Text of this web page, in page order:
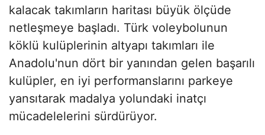
kalacak takımların haritası büyük ölçüde
netleşmeye başladı. Türk voleybolunun
köklü kulüplerinin altyapı takımları ile
Anadolu'nun dört bir yanından gelen başarılı
kulüpler, en iyi performanslarını parkeye
yansıtarak madalya yolundaki inatçı
mücadelelerini sürdürüyor.